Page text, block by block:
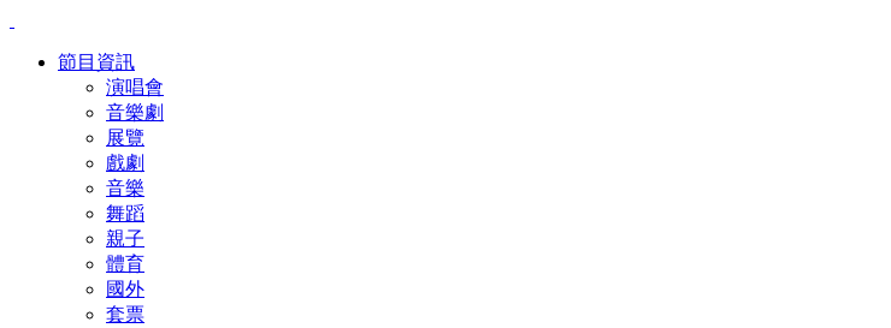
節目資訊
演唱會
音樂劇
展覽
戲劇
音樂
舞蹈
親子
體育
國外
套票